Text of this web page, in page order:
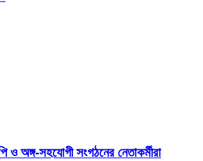
অঙ্গ-সহযোগী সংগঠনের নেতাকর্মীরা